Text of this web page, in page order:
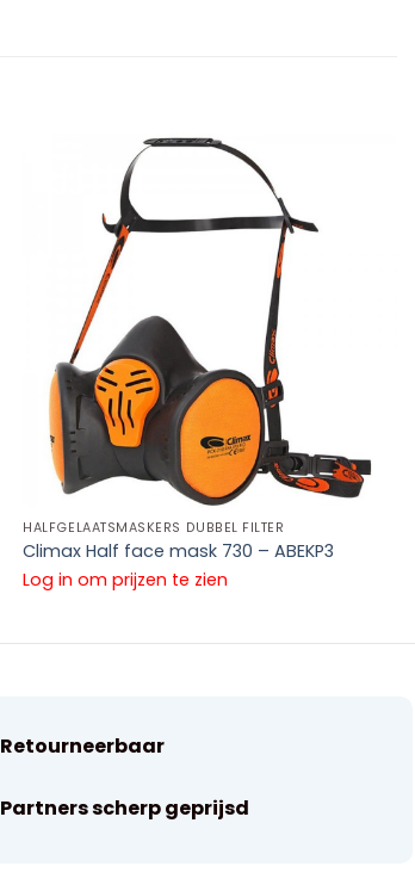
HALFGELAATSMASKERS DUBBEL FILTER
Climax Half face mask 730 – ABEKP3
Log in om prijzen te zien
Retourneerbaar
Partners scherp geprijsd